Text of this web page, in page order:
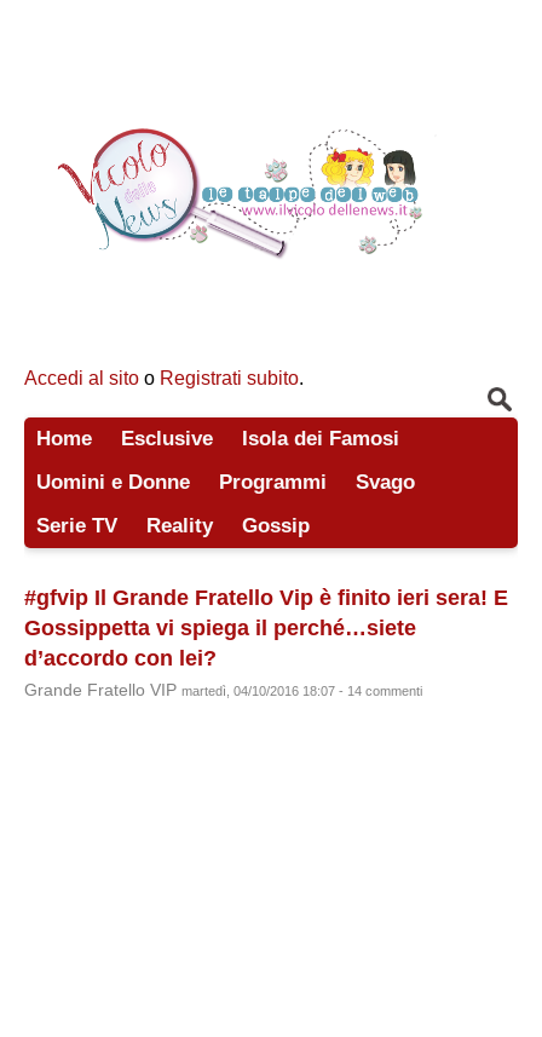
Accedi al sito o Registrati subito.
Home Esclusive
Isola dei Famosi
Uomini e Donne
Programmi
Svago
Serie TV
Reality Gossip
#gfvip Il Grande Fratello Vip è finito ieri sera! E
Gossippetta vi spiega il perché…siete
d’accordo con lei?
Grande Fratello VIP martedì, 04/10/2016 18:07 - 14 commenti